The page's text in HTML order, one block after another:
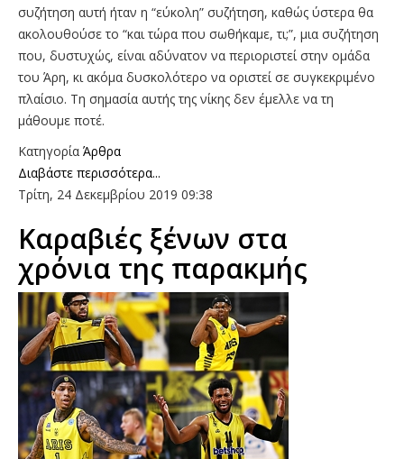
συζήτηση αυτή ήταν η “εύκολη” συζήτηση, καθώς ύστερα θα
ακολουθούσε το “και τώρα που σωθήκαμε, τι;”, μια συζήτηση
που, δυστυχώς, είναι αδύνατον να περιοριστεί στην ομάδα
του Άρη, κι ακόμα δυσκολότερο να οριστεί σε συγκεκριμένο
πλαίσιο. Τη σημασία αυτής της νίκης δεν έμελλε να τη
μάθουμε ποτέ.
Κατηγορία Άρθρα
Διαβάστε περισσότερα...
Τρίτη, 24 Δεκεμβρίου 2019 09:38
Καραβιές ξένων στα
χρόνια της παρακμής